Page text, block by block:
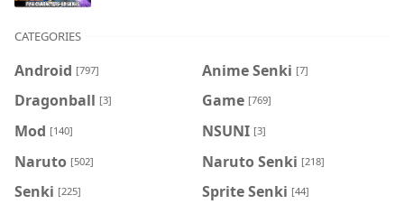
CATEGORIES
Android [797] Anime Senki [7]
Dragonball [3] Game [769]
Mod [140] NSUNI [3]
Naruto [502] Naruto Senki [218]
Senki [225] Sprite Senki [44]